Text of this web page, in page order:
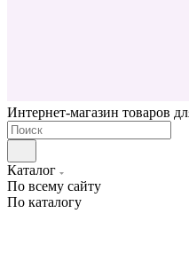
Интернет-магазин товаров
Каталог
По всему сайту
По каталогу